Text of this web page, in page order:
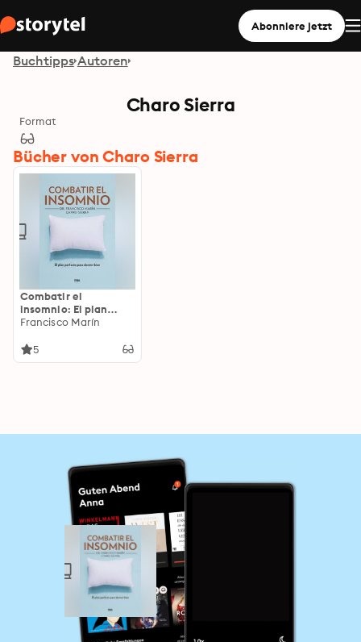
Abonniere jetzt
Buchtipps Autoren
Charo Sierra
Format
Bücher von Charo Sierra
Combatir el
insomnio: El plan
perfecto para dormir
Francisco Marín
5